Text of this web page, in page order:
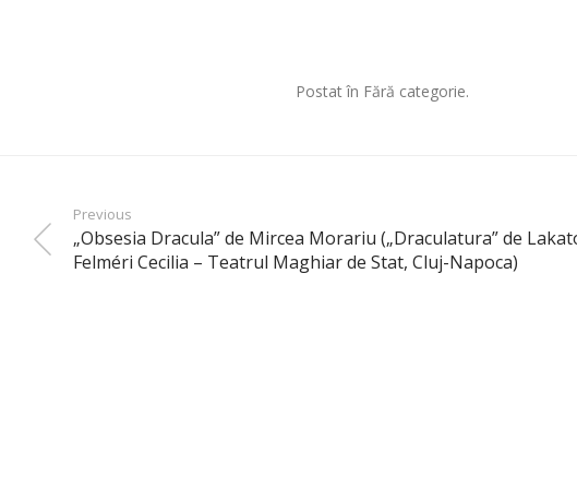
Postat în Fără categorie.
Previous
„Obsesia Dracula” de Mircea Morariu („Draculatura” de
Felméri Cecilia – Teatrul Maghiar de Stat, Cluj-Napoca)